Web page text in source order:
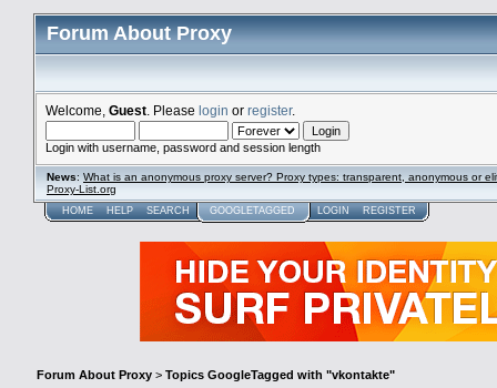
Forum About Proxy
Welcome, Guest . Please login or register.
Login with username, password and session length
News: What is an anonymous proxy server? Proxy types: transparent, anonymous or
Proxy-List.org
HOME HELP SEARCH GOOGLETAGGED LOGIN REGISTER
Forum About Proxy > Topics GoogleTagged with "vkontakte"